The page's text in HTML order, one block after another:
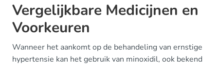
Vergelijkbare Medicijnen en
Voorkeuren
Wanneer het aankomt op de behandeling van ernstige
hypertensie kan het gebruik van minoxidil, ook bekend